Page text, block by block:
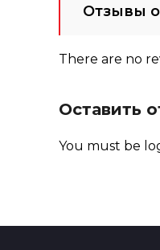
Отзывы
There are no
Оставить
You must be